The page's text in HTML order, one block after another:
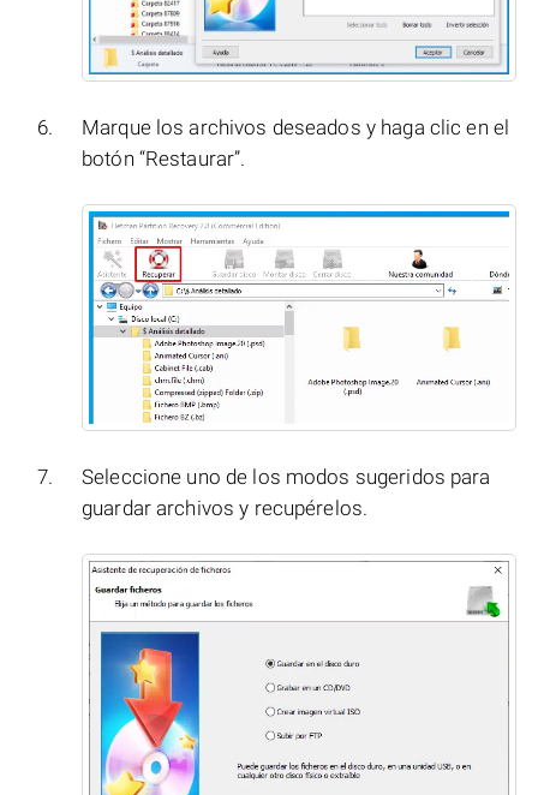
Marque los archivos deseados y haga clic en el
botón “Restaurar”.
Seleccione uno de los modos sugeridos para
guardar archivos y recupérelos.